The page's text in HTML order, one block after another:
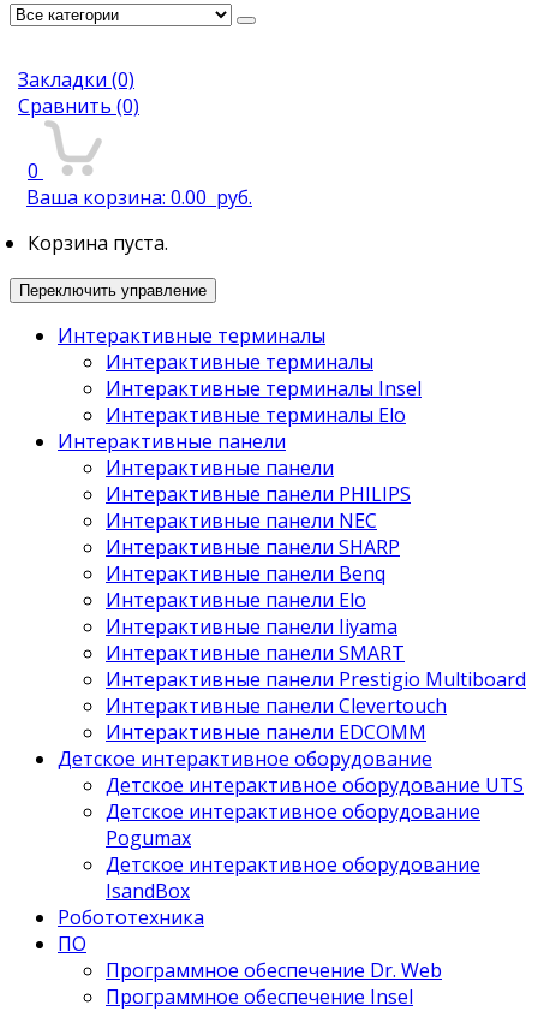
Закладки (0)
Сравнить (0)
0
Ваша корзина: 0.00 руб.
Корзина пуста.
Переключить управление
Интерактивные терминалы
Интерактивные терминалы
Интерактивные терминалы Insel
Интерактивные терминалы Elo
Интерактивные панели
Интерактивные панели
Интерактивные панели PHILIPS
Интерактивные панели NEC
Интерактивные панели SHARP
Интерактивные панели Benq
Интерактивные панели Elo
Интерактивные панели Iiyama
Интерактивные панели SMART
Интерактивные панели Prestigio Multiboard
Интерактивные панели Clevertouch
Интерактивные панели EDCOMM
Детское интерактивное оборудование
Детское интерактивное оборудование UTS
Детское интерактивное оборудование
Pogumax
Детское интерактивное оборудование
IsandBox
Робототехника
ПО
Программное обеспечение Dr. Web
Программное обеспечение Insel